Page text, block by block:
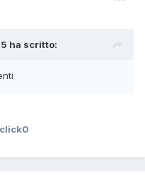
ha scritto: